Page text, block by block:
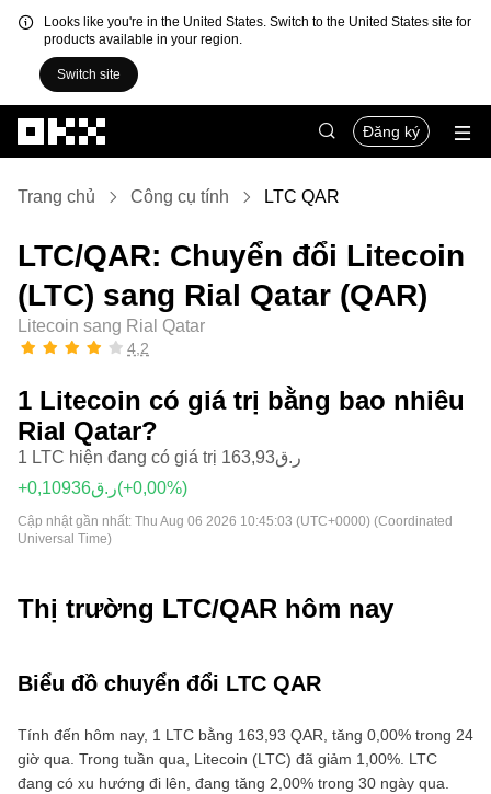
Looks like you're in the United States. Switch to the United States site for
products available in your region.
Switch site
Đăng ký
Trang chủ Công cụ tính LTC QAR
LTC/QAR: Chuyển đổi Litecoin
(LTC) sang Rial Qatar (QAR)
Litecoin sang Rial Qatar
4,2
1 Litecoin có giá trị bằng bao nhiêu
Rial Qatar?
1 LTC hiện đang có giá trị ر.ق163,93
+ر.ق0,10936(+0,00%)
Cập nhật gần nhất: Thu Aug 06 2026 10:45:03 (UTC+0000) (Coordinated
Universal Time)
Thị trường LTC/QAR hôm nay
Biểu đồ chuyển đổi LTC QAR
Tính đến hôm nay, 1 LTC bằng 163,93 QAR, tăng 0,00% trong 24
giờ qua. Trong tuần qua, Litecoin (LTC) đã giảm 1,00%. LTC
đang có xu hướng đi lên, đang tăng 2,00% trong 30 ngày qua.